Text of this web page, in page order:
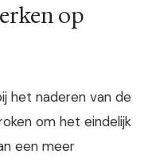
op
het naderen van de
om het eindelijk
een meer